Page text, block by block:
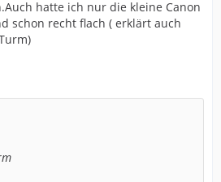
hatte ich nur die kleine Canon
schon recht flach ( erklärt auch